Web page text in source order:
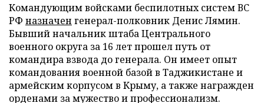
Командующим войсками беспилотных систем ВС
РФ назначен генерал-полковник Денис Лямин.
Бывший начальник штаба Центрального
военного округа за 16 лет прошел путь от
командира взвода до генерала. Он имеет опыт
командования военной базой в Таджикистане и
армейским корпусом в Крыму, а также награжден
орденами за мужество и профессионализм.